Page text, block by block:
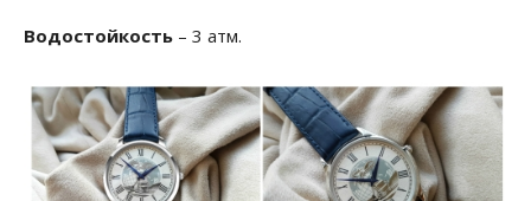
Водостойкость – 3 атм.